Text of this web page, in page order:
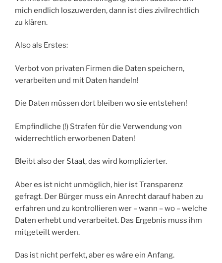
mich endlich loszuwerden, dann ist dies zivilrechtlich
zu klären.
Also als Erstes:
Verbot von privaten Firmen die Daten speichern,
verarbeiten und mit Daten handeln!
Die Daten müssen dort bleiben wo sie entstehen!
Empfindliche (!) Strafen für die Verwendung von
widerrechtlich erworbenen Daten!
Bleibt also der Staat, das wird komplizierter.
Aber es ist nicht unmöglich, hier ist Transparenz
gefragt. Der Bürger muss ein Anrecht darauf haben zu
erfahren und zu kontrollieren wer – wann – wo – welche
Daten erhebt und verarbeitet. Das Ergebnis muss ihm
mitgeteilt werden.
Das ist nicht perfekt, aber es wäre ein Anfang.